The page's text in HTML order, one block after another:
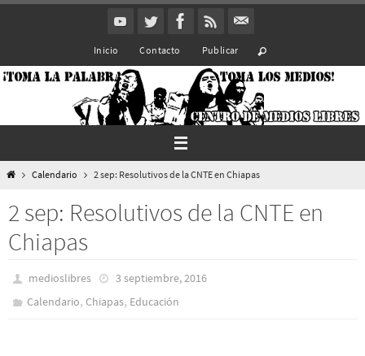
Inicio Contacto Publicar
InicioCalendario 2 sep: Resolutivos de la CNTE en Chiapas
2 sep: Resolutivos de la CNTE en
Chiapas
medioslibres
3 septiembre, 2016
Calendario,Chiapas, Educación